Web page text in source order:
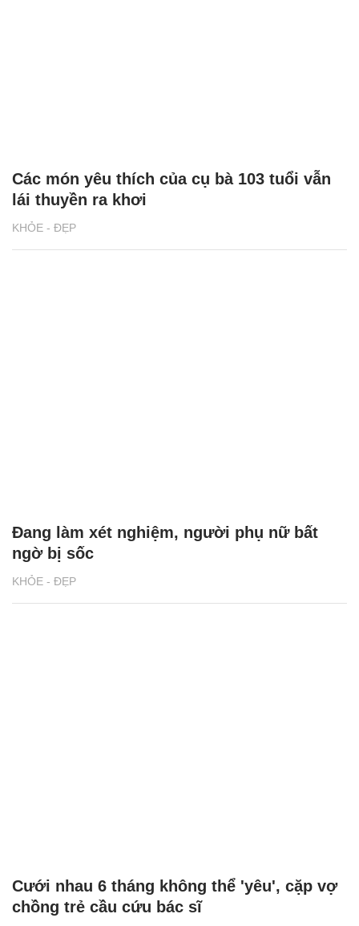
KHỎE - ĐẸP
Các món yêu thích của cụ bà 103 tuổi vẫn
lái thuyền ra khơi
KHỎE - ĐẸP
Đang làm xét nghiệm, người phụ nữ bất
ngờ bị sốc
Cưới nhau 6 tháng không thể 'yêu', cặp vợ
chồng trẻ cầu cứu bác sĩ